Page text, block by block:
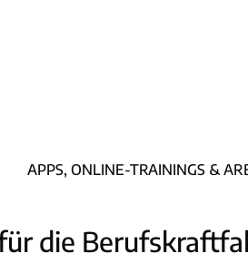
APPS, ONLINE-TRAININGS &
die